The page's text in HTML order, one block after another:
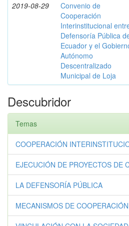
2019-08-29
Convenio de
Cooperación
Interinstitucional
Defensoría Pública
Ecuador y el
Autónomo
Descentralizado
Municipal de Loja
Descubridor
Temas
COOPERACIÓN
EJECUCIÓN DE PROYECTOS DE
LA DEFENSORÍA PÚBLICA
MECANISMOS DE COOPERACIÓN